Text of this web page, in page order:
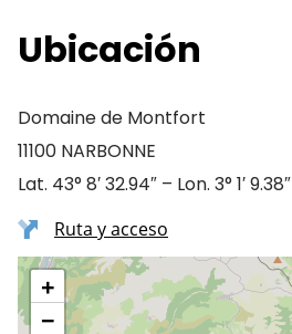
Ubicación
Domaine de Montfort
11100 NARBONNE
Lat. 43° 8′ 32.94″ – Lon. 3° 1′ 9.38″
Ruta y acceso
+
−